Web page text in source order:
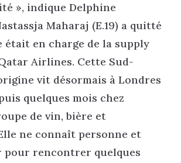
», indique Delphine
Maharaj (E.19) a quitté
était en charge de la supply
Airlines. Cette Sud-
vit désormais à Londres
quelques mois chez
de vin, bière et
ne connaît personne et
pour rencontrer quelques